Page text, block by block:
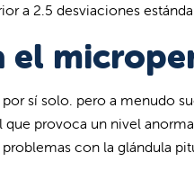
a 2.5 desviaciones
el
sí solo. pero a menudo
provoca un nivel
con la glándula